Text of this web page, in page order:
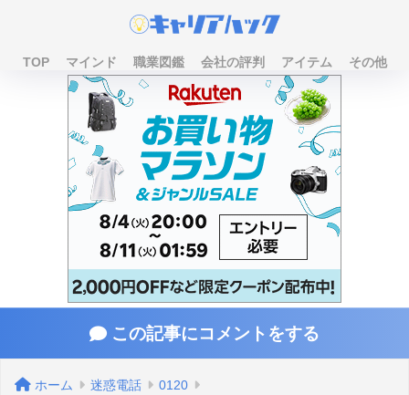
TOP マインド 職業図鑑 会社の評判 アイテム その他
この記事にコメントをする
ホーム 迷惑電話 0120